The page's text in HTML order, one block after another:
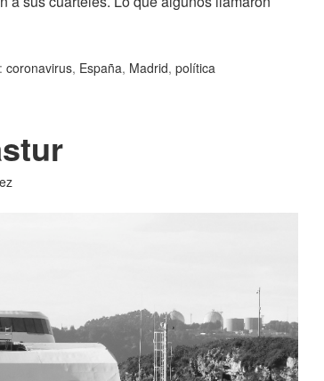
coronavirus, España, Madrid, política